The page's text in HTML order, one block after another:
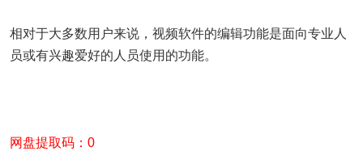
相对于大多数用户来说，视频软件的编辑功能是面向专业人
员或有兴趣爱好的人员使用的功能。
网盘提取码：0